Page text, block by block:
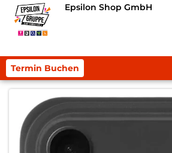
Epsilon Shop GmbH
Termin Buchen